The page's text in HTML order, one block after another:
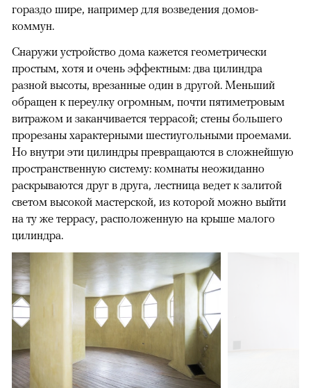
гораздо шире, например для возведения домов-
коммун.
Снаружи устройство дома кажется геометрически
простым, хотя и очень эффектным: два цилиндра
разной высоты, врезанные один в другой. Меньший
обращен к переулку огромным, почти пятиметровым
витражом и заканчивается террасой; стены большего
прорезаны характерными шестиугольными проемами.
Но внутри эти цилиндры превращаются в сложнейшую
пространственную систему: комнаты неожиданно
раскрываются друг в друга, лестница ведет к залитой
светом высокой мастерской, из которой можно выйти
на ту же террасу, расположенную на крыше малого
цилиндра.